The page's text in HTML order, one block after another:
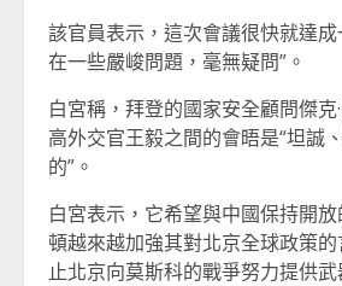
該官員表示，這次會議很快就達
在一些嚴峻問題，毫無疑問”。
白宮稱，拜登的國家安全顧問傑克
高外交官王毅之間的會晤是“坦誠
的”。
白宮表示，它希望與中國保持開
頓越來越加強其對北京全球政策
止北京向莫斯科的戰爭努力提供武